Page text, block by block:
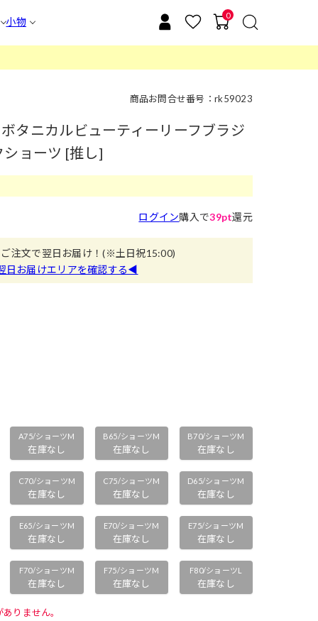
小物
0
商品お問合せ番号：rk59023
タニカルビューティーリーフブラジ
ョーツ [推し]
ログイン購入で39pt還元
注文で翌日お届け！(※土日祝15:00)
日お届けエリアを確認する◀
A75/ショーツM
在庫なし
B65/ショーツM
在庫なし
B70/ショーツM
在庫なし
C70/ショーツM
在庫なし
C75/ショーツM
在庫なし
D65/ショーツM
在庫なし
E65/ショーツM
在庫なし
E70/ショーツM
在庫なし
E75/ショーツM
在庫なし
F70/ショーツM
在庫なし
F75/ショーツM
在庫なし
F80/ショーツL
在庫なし
りません。